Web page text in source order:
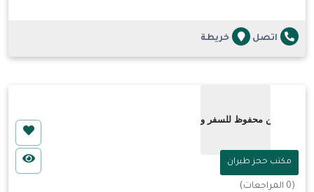
اتصل خريطة
مكتب حجز طيران
(0 المراجعات)